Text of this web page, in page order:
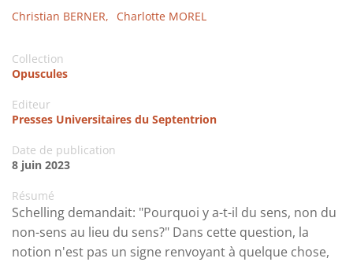
Christian BERNER, Charlotte MOREL
Collection
Opuscules
Editeur
Presses Universitaires du Septentrion
Date de publication
8 juin 2023
Résumé
Schelling demandait: "Pourquoi y a-t-il du sens, non du
non-sens au lieu du sens?" Dans cette question, la
notion n'est pas un signe renvoyant à quelque chose,